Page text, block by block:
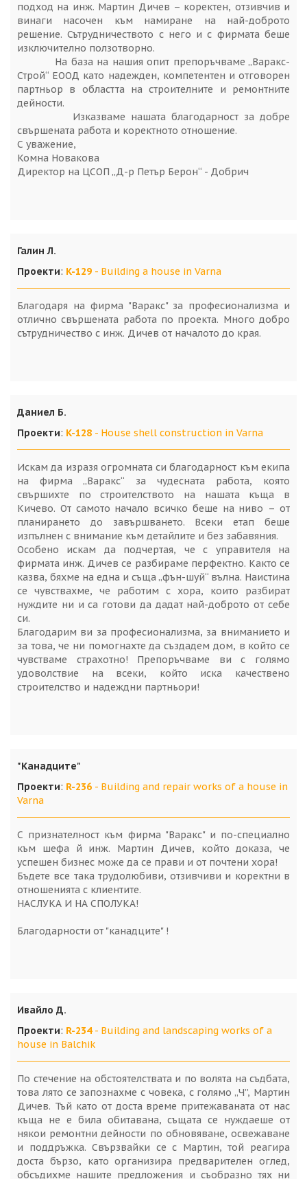
подход на инж. Мартин Дичев – коректен, отзивчив и
винаги насочен към намиране на най-доброто
решение. Сътрудничеството с него и с фирмата беше
изключително ползотворно.
На база на нашия опит препоръчваме „Варакс-
Строй“ ЕООД като надежден, компетентен и отговорен
партньор в областта на строителните и ремонтните
дейности.
Изказваме нашата благодарност за добре
свършената работа и коректното отношение.
С уважение,
Комна Новакова
Директор на ЦСОП „Д-р Петър Берон“ - Добрич
Галин Л.
Проекти: K-129 - Building a house in Varna
Благодаря на фирма "Варакс" за професионализма и
отлично свършената работа по проекта. Много добро
сътрудничество с инж. Дичев от началото до края.
Даниел Б.
Проекти: K-128 - House shell construction in Varna
Искам да изразя огромната си благодарност към екипа
на фирма „Варакс“ за чудесната работа, която
свършихте по строителството на нашата къща в
Кичево. От самото начало всичко беше на ниво – от
планирането до завършването. Всеки етап беше
изпълнен с внимание към детайлите и без забавяния.
Особено искам да подчертая, че с управителя на
фирмата инж. Дичев се разбираме перфектно. Както се
казва, бяхме на една и съща „фън-шуй“ вълна. Наистина
се чувствахме, че работим с хора, които разбират
нуждите ни и са готови да дадат най-доброто от себе
си.
Благодарим ви за професионализма, за вниманието и
за това, че ни помогнахте да създадем дом, в който се
чувстваме страхотно! Препоръчваме ви с голямо
удоволствие на всеки, който иска качествено
строителство и надеждни партньори!
"Канадците"
Проекти: R-236 - Building and repair works of a house in
Varna
С признателност към фирма "Варакс" и по-специално
към шефа й инж. Мартин Дичев, който доказа, че
успешен бизнес може да се прави и от почтени хора!
Бъдете все така трудолюбиви, отзивчиви и коректни в
отношенията с клиентите.
НАСЛУКА И НА СПОЛУКА!
Благодарности от "канадците" !
Ивайло Д.
Проекти: R-234- Building and landscaping works of a
house in Balchik
По стечение на обстоятелствата и по волята на съдбата,
това лято се запознахме с човека, с голямо „Ч”, Мартин
Дичев. Тъй като от доста време притежаваната от нас
къща не е била обитавана, същата се нуждаеше от
някои ремонтни дейности по обновяване, освежаване
и поддръжка. Свързвайки се с Мартин, той реагира
доста бързо, като организира предварителен оглед,
обсъдихме нашите предложения и съобразно тях ни